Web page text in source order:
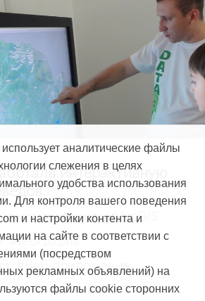
интерактивную
карта #ArcGIS
#География
#Веб-приложение
аналитические файлы
слежения в целях
удобства использования
Для контроля вашего поведения
и настройки контента и
на сайте в соответствии с
(посредством
рекламных объявлений) на
файлы cookie сторонних